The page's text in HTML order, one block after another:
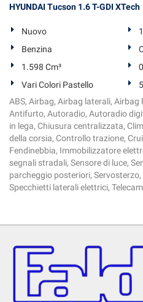
HYUNDAI Tucson 1.6 T-GDI XTech
Nuovo
Benzina
1.598 Cm³
Vari Colori Pastello
ABS, Airbag, Airbag laterali,
Antifurto, Autoradio, Autoradio
in lega, Chiusura centralizzata,
della corsia, Controllo trazione,
Fendinebbia, Immobilizzatore
segnali stradali, Sensore di luce,
parcheggio posteriori,
Specchietti laterali elettrici,